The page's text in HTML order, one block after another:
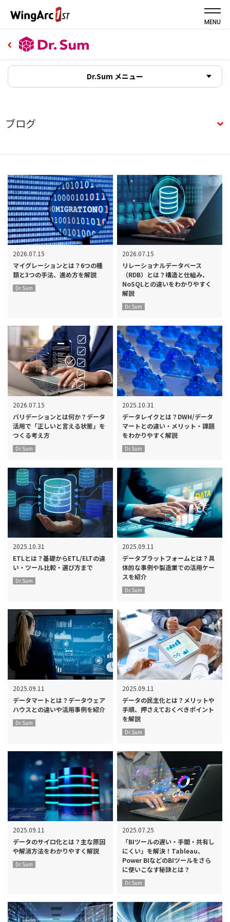
MENU
Dr.Sum メニュー
ブログ
2026.07.15
マイグレーションとは？6つの種
類と3つの手法、進め方を解説
Dr.Sum
2026.07.15
リレーショナルデータベース
（RDB）とは？構造と仕組み、
NoSQLとの違いをわかりやすく
解説
Dr.Sum
2026.07.15
バリデーションとは何か？データ
活用で「正しいと言える状態」を
つくる考え方
Dr.Sum
2025.10.31
データレイクとは？DWH/データ
マートとの違い・メリット・課題
をわかりやすく解説
Dr.Sum
2025.10.31
ETLとは？基礎からETL/ELTの違
い・ツール比較・選び方まで
Dr.Sum
2025.09.11
データプラットフォームとは？具
体的な事例や製造業での活用ケー
スを紹介
Dr.Sum
2025.09.11
データマートとは？データウェア
ハウスとの違いや活用事例を紹介
Dr.Sum
2025.09.11
データの民主化とは？メリットや
手順、押さえておくべきポイント
を解説
Dr.Sum
2025.09.11
データのサイロ化とは？主な原因
や解消方法をわかりやすく解説
Dr.Sum
2025.07.25
「BIツールの遅い・手間・共有し
にくい」を解決！Tableau、
Power BIなどのBIツールをさら
に使いこなす秘訣とは？
Dr.Sum